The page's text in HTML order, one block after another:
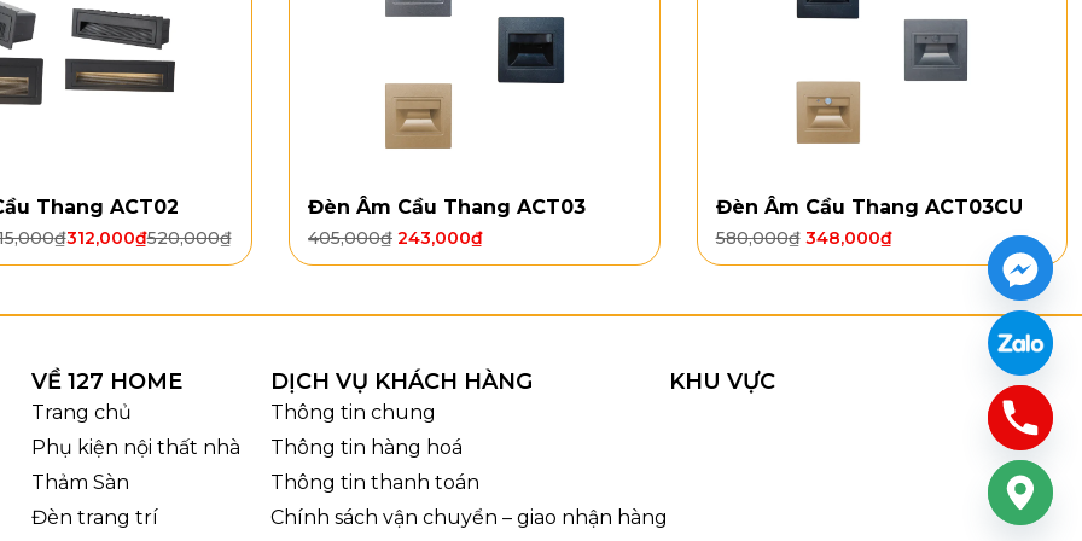
Đèn Tường VNT6829
kim loại sơn tĩnh điện
màu trầm, giúp bề mặt bền màu và hạn chế gỉ sét trong quá trình sử dụng.
kính mờ/ kính trắng đục
, có tác dụng khuếch tán ánh sáng, giảm chói, đồng thời bảo vệ bóng đèn bên trong
côn trùng. Nhờ sự kết hợp giữa kim loại và kính,Đèn Tường VNT6829 vừa có độ bền cao, vừa giữ được vẻ
Thang ACT02
520,000₫
312,000₫
₫
Đèn Âm Cầu Thang ACT03
405,000₫ 243,000₫
Đèn Âm Cầu Thang ACT03CU
580,000₫ 348,000₫
VỀ 127 HOME
Trang chủ
Phụ kiện nội thất nhà
Thảm Sàn
Đèn trang trí
DỊCH VỤ KHÁCH HÀNG
Thông tin chung
Thông tin hàng hoá
Thông tin thanh toán
Chính sách vận chuyển – giao nhận hàng
KHU VỰC